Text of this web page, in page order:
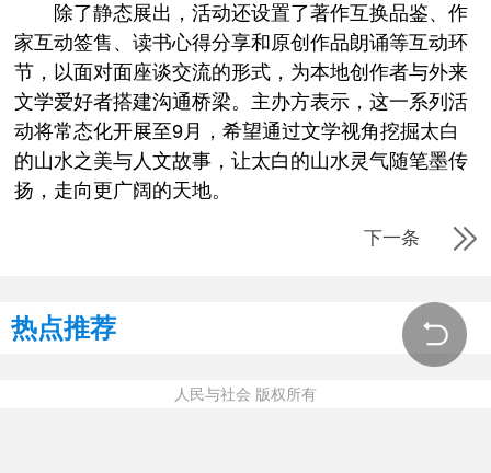
除了静态展出，活动还设置了著作互换品鉴、作
家互动签售、读书心得分享和原创作品朗诵等互动环
节，以面对面座谈交流的形式，为本地创作者与外来
文学爱好者搭建沟通桥梁。主办方表示，这一系列活
动将常态化开展至9月，希望通过文学视角挖掘太白
的山水之美与人文故事，让太白的山水灵气随笔墨传
扬，走向更广阔的天地。
下一条
热点推荐
人民与社会 版权所有